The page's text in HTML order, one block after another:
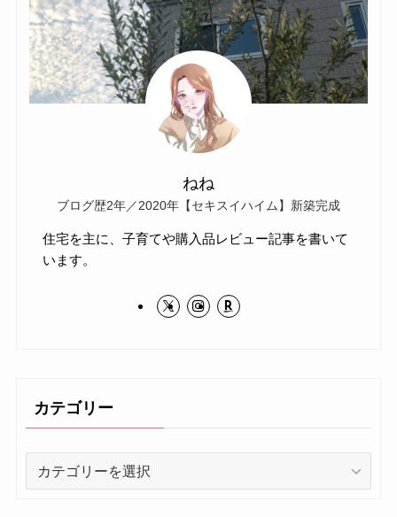
ねね
ブログ歴2年／2020年【セキスイハイム】新築完成
住宅を主に、子育てや購入品レビュー記事を書いて
います。
カテゴリー